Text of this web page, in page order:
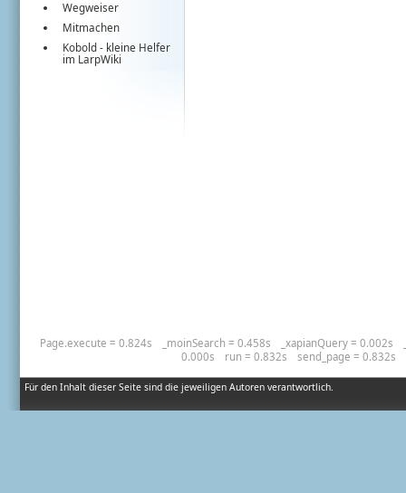
Wegweiser
Mitmachen
Kobold - kleine Helfer
im LarpWiki
Für den Inhalt dieser Seite sind die jeweiligen Autoren verantwortlich.
Page.execute = 0.824s _moinSearch = 0.458s _xapianQuery = 0.002s
0.000s
run = 0.832s send_page = 0.832s